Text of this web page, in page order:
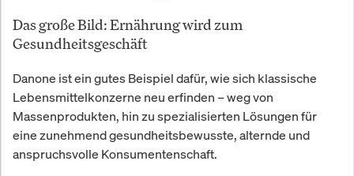
Das große Bild: Ernährung wird zum
Gesundheitsgeschäft
Danone ist ein gutes Beispiel dafür, wie sich klassische
Lebensmittelkonzerne neu erfinden – weg von
Massenprodukten, hin zu spezialisierten Lösungen für
eine zunehmend gesundheitsbewusste, alternde und
anspruchsvolle Konsumentenschaft.